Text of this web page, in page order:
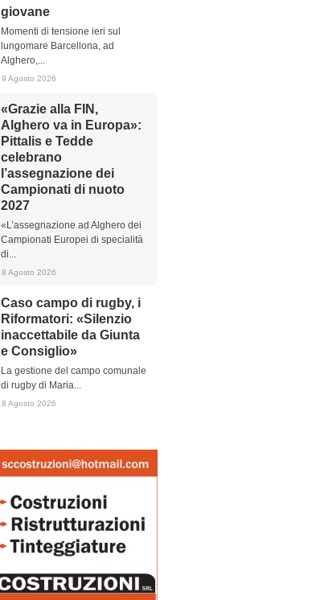
giovane
Momenti di tensione ieri sul
lungomare Barcellona, ad
Alghero,...
9 Agosto 2026
«Grazie alla FIN,
Alghero va in Europa»:
Pittalis e Tedde
celebrano
l’assegnazione dei
Campionati di nuoto
2027
«L’assegnazione ad Alghero dei
Campionati Europei di specialità
di...
8 Agosto 2026
Caso campo di rugby, i
Riformatori: «Silenzio
inaccettabile da Giunta
e Consiglio»
La gestione del campo comunale
di rugby di Maria...
8 Agosto 2026